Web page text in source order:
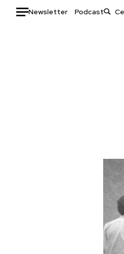
Newsletter Podcast